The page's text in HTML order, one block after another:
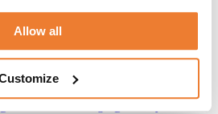
Allow all